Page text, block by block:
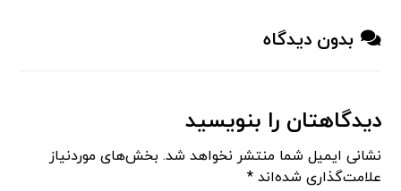
بدون دیدگاه
دیدگاهتان را بنویسید
نشانی ایمیل شما منتشر نخواهد شد. بخش‌های موردنیاز
علامت‌گذاری شده‌اند*